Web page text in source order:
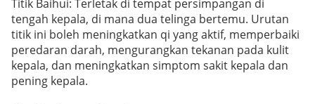
Titik Baihui: Terletak di tempat persimpangan di
tengah kepala, di mana dua telinga bertemu. Urutan
titik ini boleh meningkatkan qi yang aktif, memperbaiki
peredaran darah, mengurangkan tekanan pada kulit
kepala, dan meningkatkan simptom sakit kepala dan
pening kepala.